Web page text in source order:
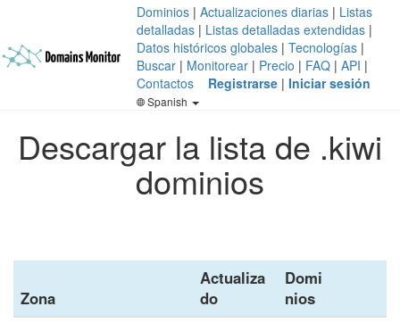
Dominios | Actualizaciones diarias | Listas
detalladas | Listas detalladas extendidas |
Datos históricos globales | Tecnologías |
Buscar | Monitorear | Precio | FAQ | API |
Contactos
Registrarse | Iniciar sesión
Spanish
Descargar la lista de .kiwi
dominios
Zona
Actualiza
do
Domi
nios